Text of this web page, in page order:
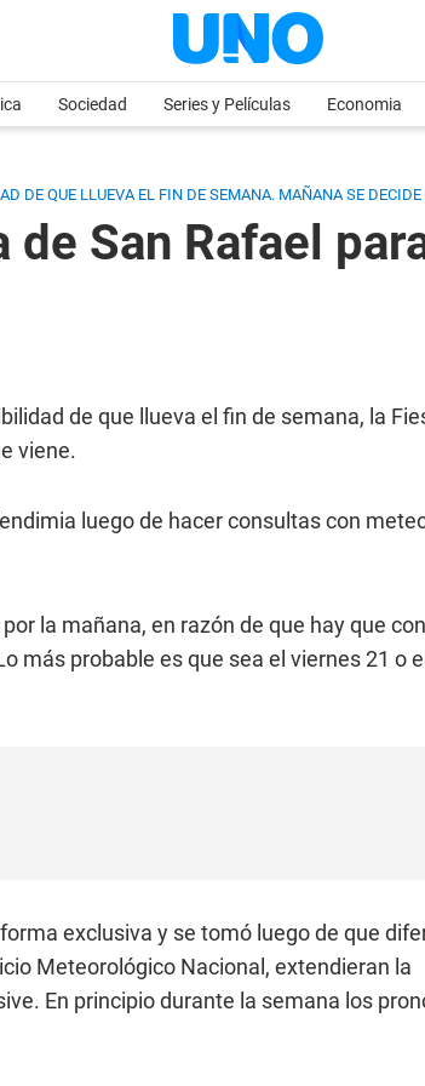
Sociedad Series y Películas Economia
DE QUE LLUEVA EL FIN DE SEMANA. MAÑANA SE DECIDE
San Rafael
de que llueva el fin de semana, la
viene.
luego de hacer consultas con
la mañana, en razón de que hay que
más probable es que sea el viernes 21 o el
exclusiva y se tomó luego de que
Meteorológico Nacional, extendieran la
En principio durante la semana los